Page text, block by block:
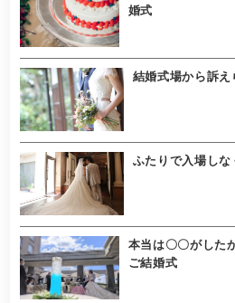
婚式
結婚式場から訴え
ふたりで入場しな
本当は〇〇がした
ご結婚式